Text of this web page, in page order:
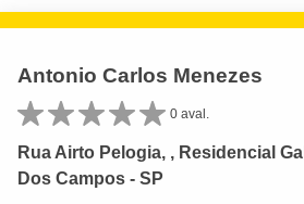
Antonio Carlos Menezes
0 aval.
Rua Airto Pelogia, , Residencial
Dos Campos - SP